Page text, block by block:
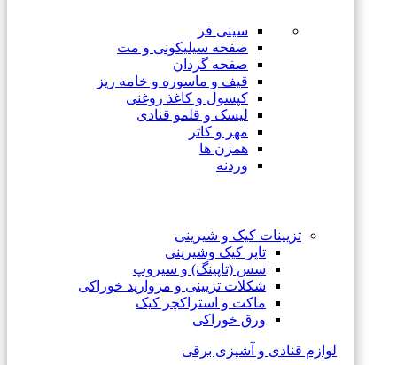
سینی فر
صفحه سیلیکونی و مت
صفحه گردان
قیف و ماسوره و خامه ریز
کپسول و کاغذ روغنی
لیسک و قلمو قنادی
مهر و کاتر
همزن ها
وردنه
تزیینات کیک و شیرینی
تاپر کیک وشیرینی
سس (تاپینگ) و سیروپ
شکلات تزیینی و مروارید خوراکی
ماکت و استراکچر کیک
ورق خوراکی
لوازم قنادی و آشپزی برقی